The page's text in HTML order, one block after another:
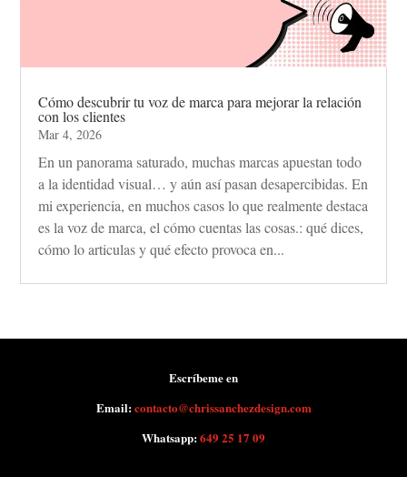
Cómo descubrir tu voz de marca para mejorar la relación
con los clientes
Mar 4, 2026
En un panorama saturado, muchas marcas apuestan todo
a la identidad visual… y aún así pasan desapercibidas. En
mi experiencia, en muchos casos lo que realmente destaca
es la voz de marca, el cómo cuentas las cosas.: qué dices,
cómo lo articulas y qué efecto provoca en...
Escríbeme en
Email:contacto@chrissanchezdesign.com
Whatsapp:649 25 17 09